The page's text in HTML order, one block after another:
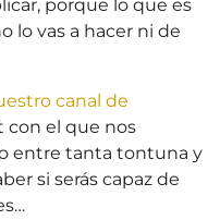
porque lo que es
lo vas a hacer ni de
canal de
con el que nos
entre tanta tontuna y
si serás capaz de